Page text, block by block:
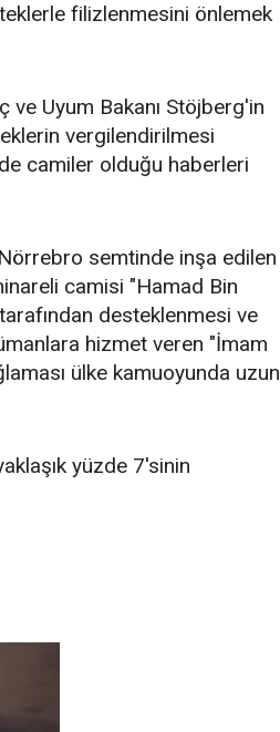
filizlenmesini önlemek
ve Uyum Bakanı Stöjberg'in
vergilendirilmesi
camiler olduğu haberleri
semtinde inşa edilen
camisi "Hamad Bin
desteklenmesi ve
hizmet veren "İmam
ülke kamuoyunda uzun
yüzde 7'sinin